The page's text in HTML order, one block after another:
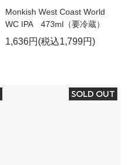
Monkish West Coast World
WC IPA 473ml（要冷蔵）
1,636円(税込1,799円)
SOLD OUT